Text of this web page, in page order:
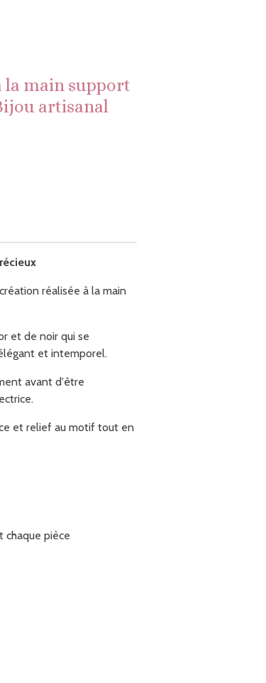
la main support
artisanal
réalisée à la main
et de noir qui se
et intemporel.
avant d'être
et relief au motif tout en
chaque pièce